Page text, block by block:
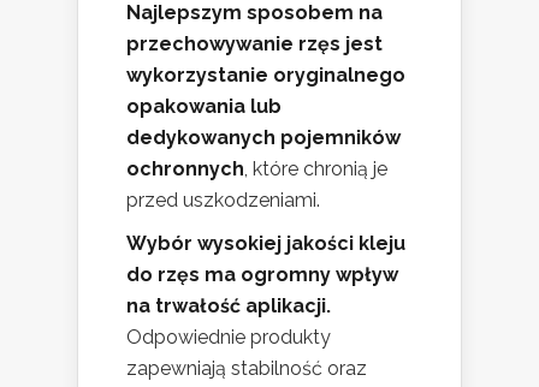
Najlepszym sposobem na
przechowywanie rzęs jest
wykorzystanie oryginalnego
opakowania lub
dedykowanych pojemników
ochronnych, które chronią je
przed uszkodzeniami.
Wybór wysokiej jakości kleju
do rzęs ma ogromny wpływ
na trwałość aplikacji.
Odpowiednie produkty
zapewniają stabilność oraz